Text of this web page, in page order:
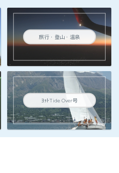
旅行・登山・温泉
ﾖｯﾄTide Over号